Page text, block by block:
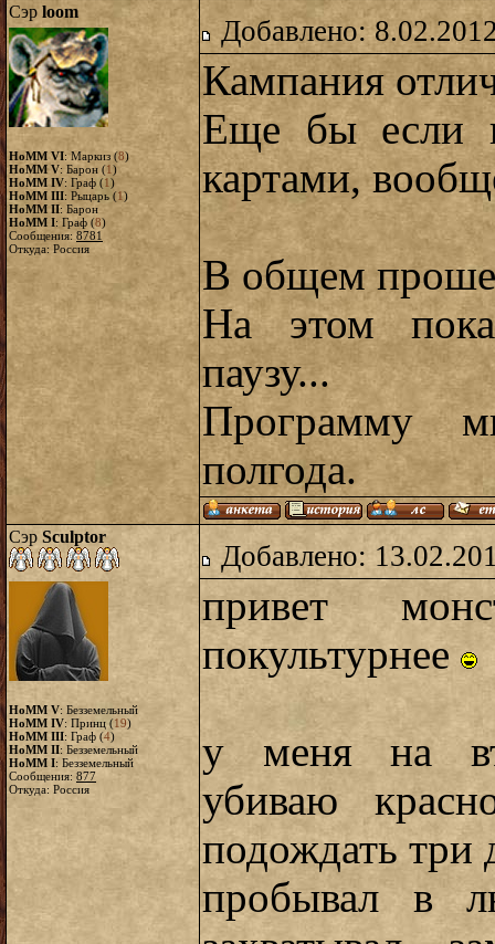
Сэр loom
HoMM VI: Маркиз (8)
HoMM V: Барон (1)
HoMM IV: Граф (1)
HoMM III: Рыцарь (1)
HoMM II: Барон
HoMM I: Граф (8)
Сообщения: 8781
Откуда: Россия
Добавлено:
Кампания
Еще бы если
картами,
В общем
На этом
паузу...
Программу
полгода.
Сэр Sculptor
HoMM V: Безземельный
HoMM IV: Принц (19)
HoMM III: Граф (4)
HoMM II: Безземельный
HoMM I: Безземельный
Сообщения: 877
Откуда: Россия
Добавлено:
привет
покультурнее
у меня на
убиваю
подождать три
пробывал в